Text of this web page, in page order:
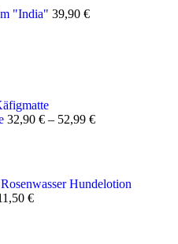
"India" 39,90 €
32,90 € – 52,99 €
€